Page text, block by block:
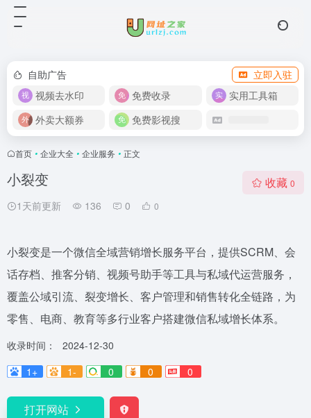
自助广告
立即入驻
视频去水印
免费收录
实用工具箱
外卖大额券
免费影视搜
首页 • 企业大全 • 企业服务 • 正文
小裂变
1天前更新 136 0 0
收藏 0
小裂变是一个微信全域营销增长服务平台，提供SCRM、会
话存档、推客分销、视频号助手等工具与私域代运营服务，
覆盖公域引流、裂变增长、客户管理和销售转化全链路，为
零售、电商、教育等多行业客户搭建微信私域增长体系。
收录时间：
2024-12-30
1+
1- 0 0 0
打开网站